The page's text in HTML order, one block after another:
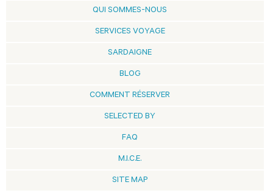
QUI SOMMES-NOUS
SERVICES VOYAGE
SARDAIGNE
BLOG
COMMENT RÉSERVER
SELECTED BY
FAQ
M.I.C.E.
SITE MAP